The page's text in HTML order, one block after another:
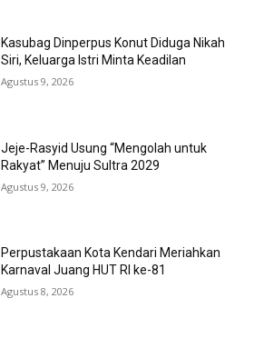
Kasubag Dinperpus Konut Diduga Nikah
Siri, Keluarga Istri Minta Keadilan
Agustus 9, 2026
Jeje-Rasyid Usung “Mengolah untuk
Rakyat” Menuju Sultra 2029
Agustus 9, 2026
Perpustakaan Kota Kendari Meriahkan
Karnaval Juang HUT RI ke-81
Agustus 8, 2026